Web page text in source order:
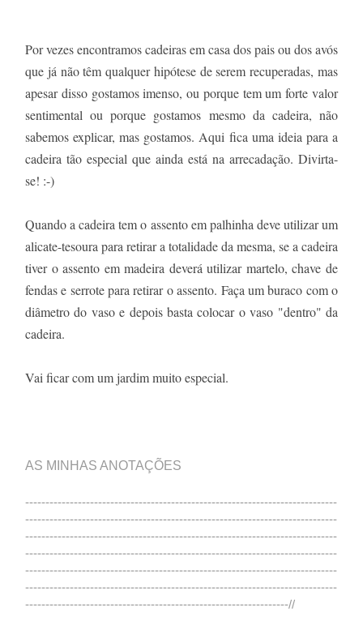
Por vezes encontramos cadeiras em casa dos pais ou dos avós
que já não têm qualquer hipótese de serem recuperadas, mas
apesar disso gostamos imenso, ou porque tem um forte valor
sentimental ou porque gostamos mesmo da cadeira, não
sabemos explicar, mas gostamos. Aqui fica uma ideia para a
cadeira tão especial que ainda está na arrecadação. Divirta-
se! :-)
Quando a cadeira tem o assento em palhinha deve utilizar um
alicate-tesoura para retirar a totalidade da mesma, se a cadeira
tiver o assento em madeira deverá utilizar martelo, chave de
fendas e serrote para retirar o assento. Faça um buraco com o
diâmetro do vaso e depois basta colocar o vaso "dentro" da
cadeira.
Vai ficar com um jardim muito especial.
AS MINHAS ANOTAÇÕES
-----------------------------------------------------------------------------
-----------------------------------------------------------------------------
-----------------------------------------------------------------------------
-----------------------------------------------------------------------------
-----------------------------------------------------------------------------
-----------------------------------------------------------------------------
-----------------------------------------------------------------//